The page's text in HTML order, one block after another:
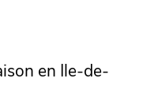
en Ile-de-